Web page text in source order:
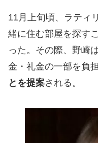
11月上旬頃、ラティ
緒に住む部屋を探す
った。その際、野崎
金・礼金の一部を負
とを提案される。